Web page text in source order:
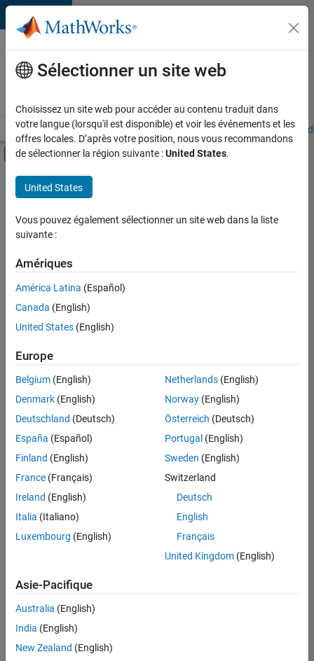
Passer au contenu
Votre
carrière
chez
Accueil Explorer nos opportunités Adresses de nos bureaux
Activer/désactiver l'affichage du menu
Contenu principal
FILTRER PAR
Développement de produits
Ingénierie des versions
Ingénierie des processus logiciels
Actuellement,
aucune
offre
d'emploi
correspondant
à vos
critères
de
recherche.
Vous
pouvez
élargir
votre
recherche
ou
afficher
l’ensemble
d'emploi.
malgré
tout
vous
Sélectionner un site web
Choisissez un site web pour accéder au contenu traduit dans
votre langue (lorsqu'il est disponible) et voir les événements et les
offres locales. D’après votre position, nous vous recommandons
de sélectionner la région suivante :United States.
United States
Vous pouvez également sélectionner un site web dans la liste
suivante :
Amériques
América Latina (Español)
Canada (English)
United States (English)
Europe
Belgium (English)
Denmark (English)
Deutschland (Deutsch)
España (Español)
Finland (English)
France (Français)
Ireland (English)
Italia (Italiano)
Luxembourg (English)
Netherlands(English)
Norway(English)
Österreich (Deutsch)
Portugal (English)
Sweden (English)
Switzerland
Deutsch
English
Français
United Kingdom(English)
Asie-Pacifique
Australia (English)
India (English)
New Zealand (English)